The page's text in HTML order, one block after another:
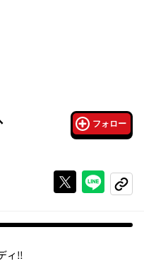
フォロー
Xで投稿する
ライン
コピー
ィ‼